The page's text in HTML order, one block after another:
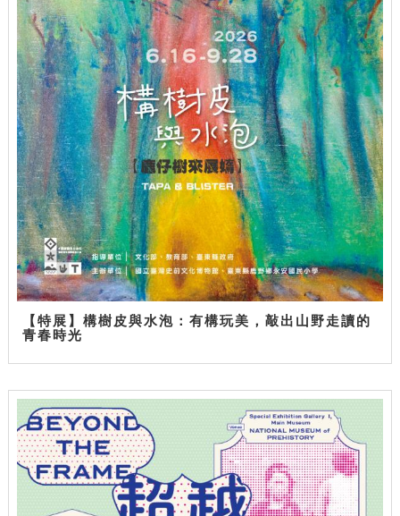
【特展】構樹皮與水泡：有構玩美，敲出山野走讀的
青春時光